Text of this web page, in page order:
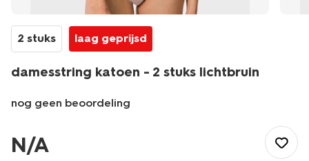
2 stuks laag geprijsd
damesstring katoen - 2 stuks lichtbruin
nog geen beoordeling
katoen-
-N/A